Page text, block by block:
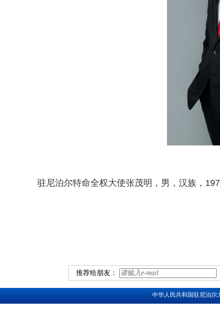
驻尼泊尔特命全权大使张茂明，男，汉族，
推荐给朋友：
中华人民共和国驻尼泊尔